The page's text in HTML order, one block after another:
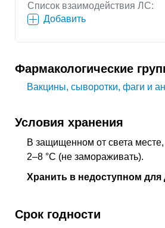
Список взаимодействия ЛС:
Добавить
Фармакологические
Вакцины, сыворотки, фаги и
Условия хранения
В защищенном от света
2–8 °C (не замораживать).
Хранить в недоступном для
Срок годности